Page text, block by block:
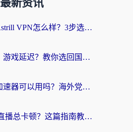
最新资讯
海外党必看：Astrill VPN怎么样？3步选对回国加速器实现无缝刷剧玩游戏
海外追剧卡顿、游戏延迟？教你选回国加速器，附免费加速器试用一小时福利
国外连回国内加速器可以用吗？海外党亲测实用指南，解决追剧游戏卡顿难题
海外看CCTV5直播总卡顿？这篇指南教你选对回国加速器，无缝刷国内资源